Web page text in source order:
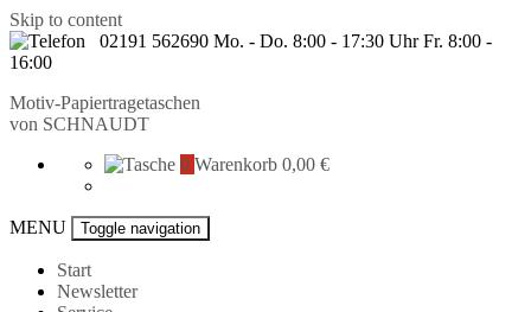
Skip to content
02191 562690 Mo. - Do. 8:00 - 17:30 Uhr Fr. 8:00 -
16:00
Motiv-Papiertragetaschen
von SCHNAUDT
0 Warenkorb 0,00 €
MENU Toggle navigation
Start
Newsletter